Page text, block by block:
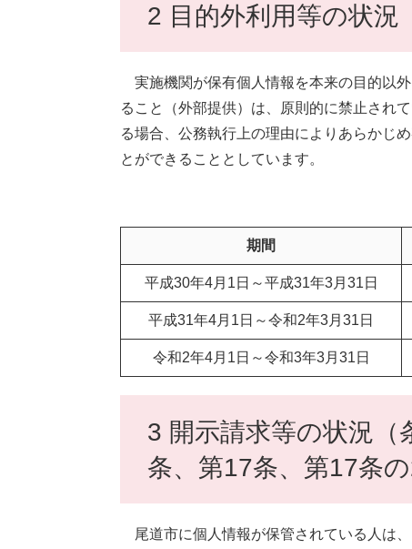
2 目的外利用等の状況
実施機関が保有個人情報を本来の目的以
ること（外部提供）は、原則的に禁止され
る場合、公務執行上の理由によりあらかじ
とができることとしています。
期間
平成30年4月1日～平成31年3月31日
平成31年4月1日～令和2年3月31日
令和2年4月1日～令和3年3月31日
3 開示請求等の状況（
条、第17条、第17条
尾道市に個人情報が保管されている人は